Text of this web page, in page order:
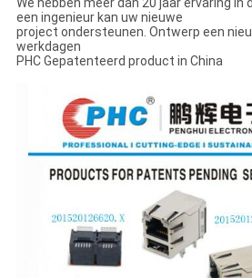
een ingenieur kan uw nieuwe
project ondersteunen. Ontwerp een
werkdagen
PHC Gepatenteerd product in China